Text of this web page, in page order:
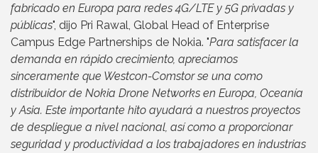
fabricado en Europa para redes 4G/LTE y 5G privadas y
públicas", dijo Pri Rawal, Global Head of Enterprise
Campus Edge Partnerships de Nokia. "Para satisfacer la
demanda en rápido crecimiento, apreciamos
sinceramente que Westcon-Comstor se una como
distribuidor de Nokia Drone Networks en Europa, Oceanía
y Asia. Este importante hito ayudará a nuestros proyectos
de despliegue a nivel nacional, así como a proporcionar
seguridad y productividad a los trabajadores en industrias